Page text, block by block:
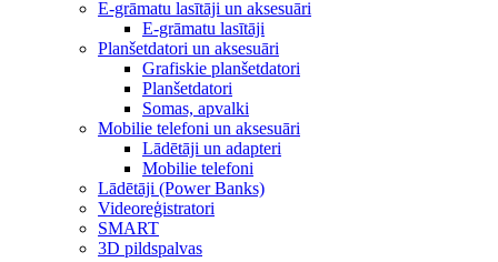
E-grāmatu lasītāji un aksesuāri
E-grāmatu lasītāji
Planšetdatori un aksesuāri
Grafiskie planšetdatori
Planšetdatori
Somas, apvalki
Mobilie telefoni un aksesuāri
Lādētāji un adapteri
Mobilie telefoni
Lādētāji (Power Banks)
Videoreģistratori
SMART
3D pildspalvas